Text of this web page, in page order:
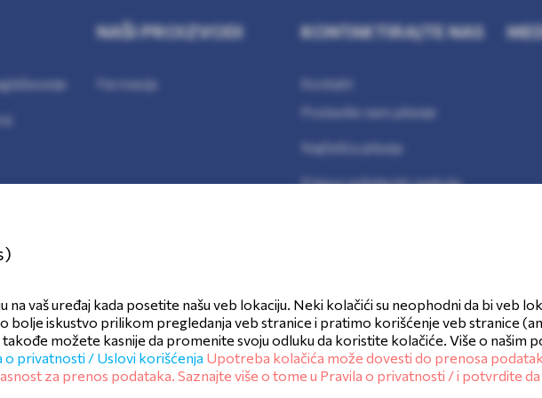
NAŠI PROIZVODI
Farmacija
KONTAKTIRAJTE NAS
Kontakt
Postavite nam pitanje
Najčešća pitanja
Prijava neželjenih reakcija
Politika kolačića
vaš uređaj kada posetite našu veb lokaciju. Neki kolačići su neophodni da bi veb
bolje iskustvo prilikom pregledanja veb stranice i pratimo korišćenje veb stranice
takođe možete kasnije da promenite svoju odluku da koristite kolačiće. Više o našim
o privatnosti / Uslovi korišćenja Upotreba kolačića može dovesti do prenosa
za prenos podataka. Saznajte više o tome u Pravila o privatnosti /i potvrdite da